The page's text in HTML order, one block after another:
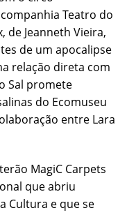
Teatro do
de Jeanneth Vieira,
de um apocalipse
relação direta com
Sal promete
do Ecomuseu
entre Lara
MagiC Carpets
que abriu
Cultura e que se